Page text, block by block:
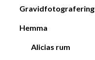
Gravidfotografering
Hemma
Alicias rum